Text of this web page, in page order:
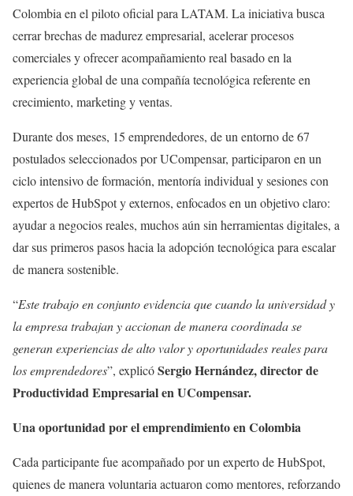
Colombia en el piloto oficial para LATAM. La iniciativa busca
cerrar brechas de madurez empresarial, acelerar procesos
comerciales y ofrecer acompañamiento real basado en la
experiencia global de una compañía tecnológica referente en
crecimiento, marketing y ventas.
Durante dos meses, 15 emprendedores, de un entorno de 67
postulados seleccionados por UCompensar, participaron en un
ciclo intensivo de formación, mentoría individual y sesiones con
expertos de HubSpot y externos, enfocados en un objetivo claro:
ayudar a negocios reales, muchos aún sin herramientas digitales, a
dar sus primeros pasos hacia la adopción tecnológica para escalar
de manera sostenible.
“Este trabajo en conjunto evidencia que cuando la universidad y
la empresa trabajan y accionan de manera coordinada se
generan experiencias de alto valor y oportunidades reales para
los emprendedores”, explicóSergio Hernández, director de
Productividad Empresarial en UCompensar.
Una oportunidad por el emprendimiento en Colombia
Cada participante fue acompañado por un experto de HubSpot,
quienes de manera voluntaria actuaron como mentores, reforzando